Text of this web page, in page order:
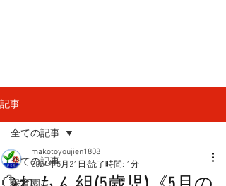
記事
全ての記事
全ての記事
makotoyoujien1808
2024年5月21日 読了時間: 1分